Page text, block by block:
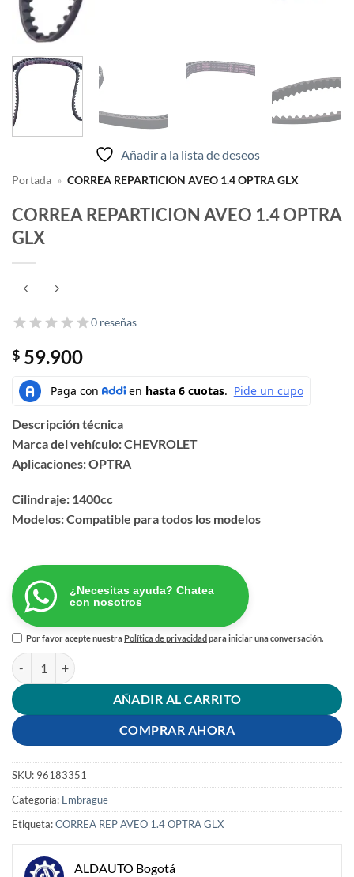
Añadir a la lista de deseos
Portada » CORREA REPARTICION AVEO 1.4 OPTRA GLX
CORREA REPARTICION AVEO 1.4 OPTRA
GLX
0 reseñas
$ 59.900
Descripción técnica
Marca del vehículo: CHEVROLET
Aplicaciones: OPTRA
Cilindraje: 1400cc
Modelos: Compatible para todos los modelos
¿Necesitas ayuda? Chatea
con nosotros
Por favor acepte nuestraPolítica de privacidad para iniciar una conversación.
CORREA REPARTICION AVEO 1.4 OPTRA GLX cantidad
AÑADIR AL CARRITO
COMPRAR AHORA
SKU: 96183351
Categoría: Embrague
Etiqueta:CORREA REP AVEO 1.4 OPTRA GLX
ALDAUTO Bogotá